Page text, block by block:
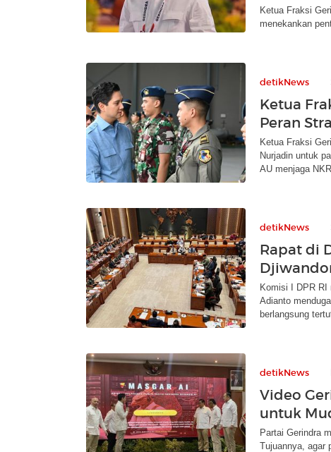
Ketua Fraksi
menekankan
detikNews
Ketua
Peran
Ketua Fraksi
Nurjadin untuk
AU menjaga
detikNews
Rapat di
Komisi I DPR RI
Adianto
berlangsung
detikNews
Video
untuk
Partai Gerindra
Tujuannya, agar